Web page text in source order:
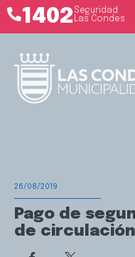
1402 Seguridad
Las Condes
26/08/2019
Pago de
de circulación